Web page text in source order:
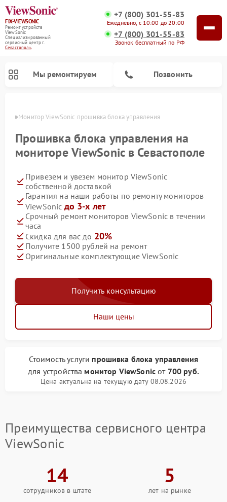
FIX-VIEWSONIC
Ремонт устройств
ViewSonic
Специализированный
cервисный центр г.
Севастополь
+7 (800) 301-55-83
Ежедневно, с 10:00 до 20:00
+7 (800) 301-55-83
Звонок бесплатный по РФ
Мы ремонтируем Позвонить
Монитор ViewSonic прошивка блока управления
Прошивка блока управления на
мониторе ViewSonic в Севастополе
Привезем и увезем монитор ViewSonic
собственной доставкой
Гарантия на наши работы по ремонту мониторов
ViewSonic до 3-х лет
Срочный ремонт мониторов ViewSonic в течении
часа
Скидка для вас до 20%
Получите 1500 рублей на ремонт
Оригинальные комплектующие ViewSonic
Получить консультацию
Наши цены
Стоимость услуги прошивка блока управления
для устройства монитор ViewSonic от 700 руб.
Цена актуальна на текущую дату 08.08.2026
Преимущества сервисного центра
ViewSonic
14
сотрудников в штате
5
лет на рынке